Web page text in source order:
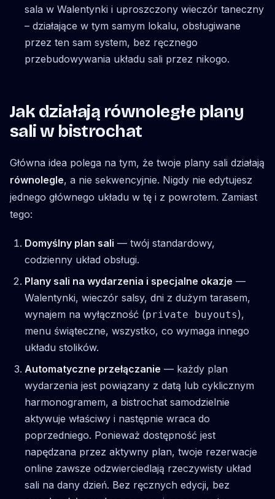
sala w Walentynki i uproszczony wieczór taneczny
– działające w tym samym lokalu, obsługiwane
przez ten sam system, bez ręcznego
przebudowywania układu sali przez nikogo.
Jak działają równoległe plany
sali w bistrochat
Główna idea polega na tym, że twoje plany sali działają
równolegle, a nie sekwencyjnie. Nigdy nie edytujesz
jednego głównego układu w tę i z powrotem. Zamiast
tego:
Domyślny plan sali — twój standardowy,
codzienny układ obsługi.
Plany sali na wydarzenia i specjalne okazje —
Walentynki, wieczór salsy, dni z dużym tarasem,
wynajem na wyłączność (private buyouts),
menu świąteczne, wszystko, co wymaga innego
układu stolików.
Automatyczne przełączanie — każdy plan
wydarzenia jest powiązany z datą lub cyklicznym
harmonogramem, a bistrochat samodzielnie
aktywuje właściwy i następnie wraca do
poprzedniego. Ponieważ dostępność jest
napędzana przez aktywny plan, twoje rezerwacje
online zawsze odzwierciedlają rzeczywisty układ
sali na dany dzień. Bez ręcznych edycji, bez